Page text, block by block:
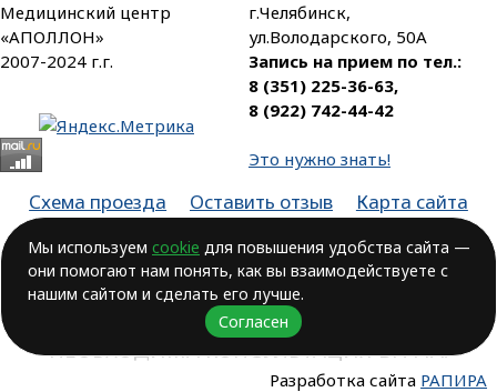
Медицинский центр
«АПОЛЛОН»
2007-2024 г.г.
г.Челябинск,
ул.Володарского, 50А
Запись на прием по тел.:
8 (351) 225-36-63,
8 (922) 742-44-42
Это нужно знать!
Схема проезда Оставить отзыв
Карта сайта
Лицензия № ЛО-74-01-003806, от 14.10.2016, выдана Министерством
здравоохранения Челябинской области
ВОЗМОЖНЫ ПРОТИВОПОКАЗАНИЯ.
НЕОБХОДИМА КОНСУЛЬТАЦИЯ ВРАЧА!
Разработка сайта РАПИРА
Мы используем cookie для повышения удобства сайта —
они помогают нам понять, как вы взаимодействуете с
нашим сайтом и сделать его лучше.
Согласен